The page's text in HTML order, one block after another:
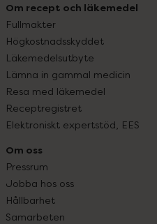
Om recept och läkemedel
Fullmakter
Högkostnadsskyddet
Läkemedelsutbyte
Lämna in gammal medicin
Resa med läkemedel
Receptregistret
Elektroniskt expertstöd, EES
Om oss
Pressrum
Jobba hos oss
Hållbarhet
Samarbeten